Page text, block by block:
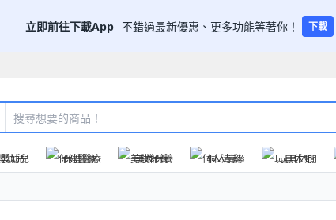
立即前往下載App 不錯過最新優惠、更多功能等著你！ 下載
嬰幼兒 保健醫療 美妝保養 個人清潔 玩具休閒